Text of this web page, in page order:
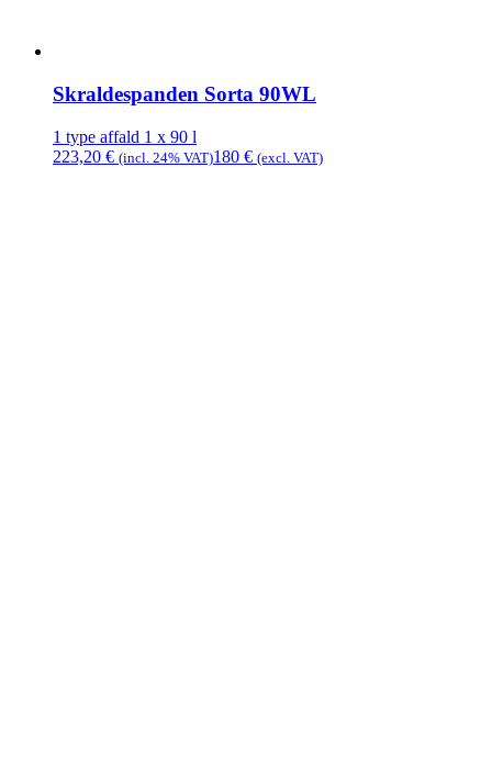
Skraldespanden Sorta 90WL
1 type affald 1 x 90 l
223,20 € (incl. 24% VAT)180 € (excl. VAT)